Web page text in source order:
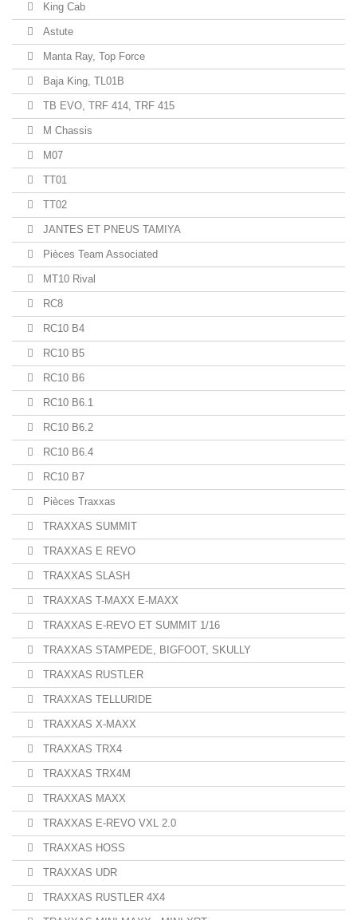
King Cab
Astute
Manta Ray, Top Force
Baja King, TL01B
TB EVO, TRF 414, TRF 415
M Chassis
M07
TT01
TT02
JANTES ET PNEUS TAMIYA
Pièces Team Associated
MT10 Rival
RC8
RC10 B4
RC10 B5
RC10 B6
RC10 B6.1
RC10 B6.2
RC10 B6.4
RC10 B7
Pièces Traxxas
TRAXXAS SUMMIT
TRAXXAS E REVO
TRAXXAS SLASH
TRAXXAS T-MAXX E-MAXX
TRAXXAS E-REVO ET SUMMIT 1/16
TRAXXAS STAMPEDE, BIGFOOT, SKULLY
TRAXXAS RUSTLER
TRAXXAS TELLURIDE
TRAXXAS X-MAXX
TRAXXAS TRX4
TRAXXAS TRX4M
TRAXXAS MAXX
TRAXXAS E-REVO VXL 2.0
TRAXXAS HOSS
TRAXXAS UDR
TRAXXAS RUSTLER 4X4